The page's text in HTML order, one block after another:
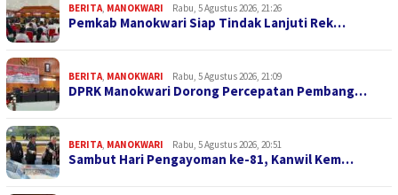
BERITA, MANOKWARI Rabu, 5 Agustus 2026, 21:26
Pemkab Manokwari Siap Tindak Lanjuti Rek…
BERITA, MANOKWARI Rabu, 5 Agustus 2026, 21:09
DPRK Manokwari Dorong Percepatan Pembang…
BERITA, MANOKWARI Rabu, 5 Agustus 2026, 20:51
Sambut Hari Pengayoman ke-81, Kanwil Kem…